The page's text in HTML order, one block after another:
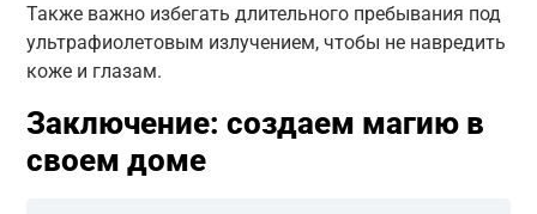
Также важно избегать длительного пребывания под
ультрафиолетовым излучением, чтобы не навредить
коже и глазам.
Заключение: создаем магию в
своем доме